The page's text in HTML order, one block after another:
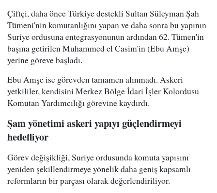
Çiftçi, daha önce Türkiye destekli Sultan Süleyman Şah
Tümeni'nin komutanlığını yapan ve daha sonra bu yapının
Suriye ordusuna entegrasyonunun ardından 62. Tümen'in
başına getirilen Muhammed el Casim'in (Ebu Amşe)
yerine göreve başladı.
Ebu Amşe ise görevden tamamen alınmadı. Askeri
yetkililer, kendisini Merkez Bölge İdari İşler Kolordusu
Komutan Yardımcılığı görevine kaydırdı.
Şam yönetimi askeri yapıyı güçlendirmeyi
hedefliyor
Görev değişikliği, Suriye ordusunda komuta yapısını
yeniden şekillendirmeye yönelik daha geniş kapsamlı
reformların bir parçası olarak değerlendiriliyor.